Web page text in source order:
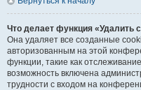
Что делает функция «Удалить
Она удаляет все созданные
авторизованным на этой
функции, такие как
возможность включена
трудности с входом на